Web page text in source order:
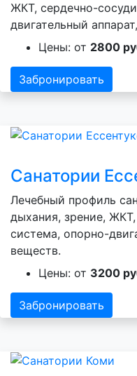
ЖКТ, сердечно-
двигательный
Цены: от 2800
Забронировать
Санатории
Лечебный профиль
дыхания, зрение,
система, опорно-
веществ.
Цены: от 3200
Забронировать